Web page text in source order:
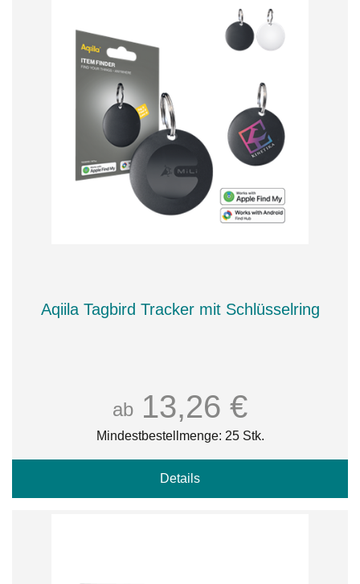
Aqiila Tagbird Tracker mit Schlüsselring
ab 13,26 €
Mindestbestellmenge: 25 Stk.
Details